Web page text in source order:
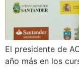
El presidente de
año más en los